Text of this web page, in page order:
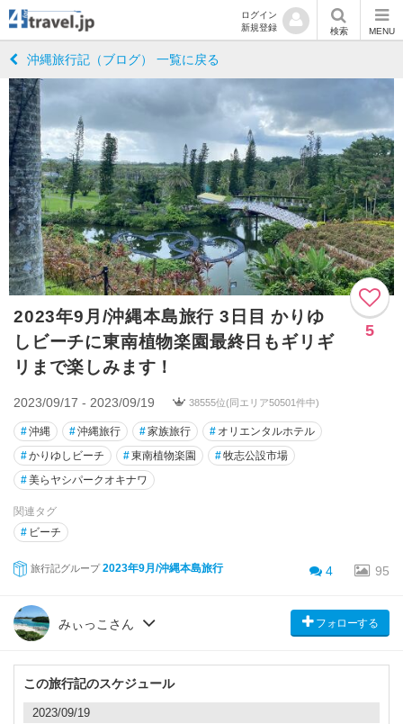
ログイン
新規登録
検索 MENU
沖縄旅行記（ブログ） 一覧に戻る
2023年9月/沖縄本島旅行 3日目 かりゆ
しビーチに東南植物楽園最終日もギリギ
リまで楽しみます！
5
2023/09/17 - 2023/09/19 38555位(同エリア50501件中)
#沖縄 #沖縄旅行 #家族旅行 # オリエンタルホテル
#かりゆしビーチ #東南植物楽園 #牧志公設市場
#美らヤシパークオキナワ
関連タグ
# ビーチ
旅行記グループ 2023年9月/沖縄本島旅行 4 95
みぃっこさん フォローする
この旅行記のスケジュール
2023/09/19